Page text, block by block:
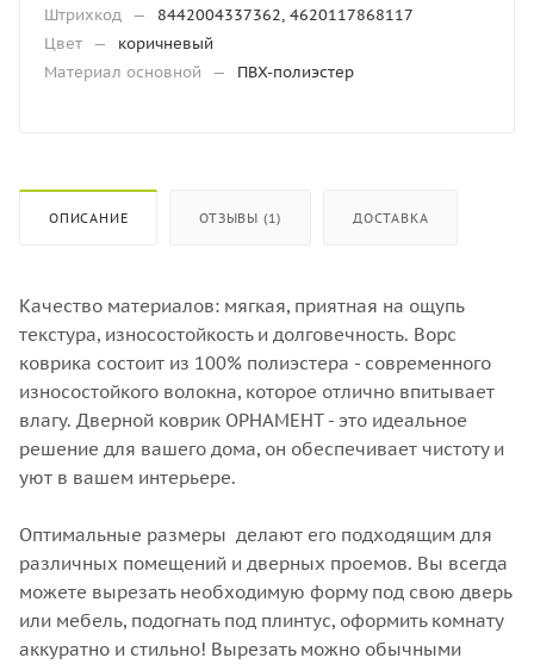
Штрихкод —
8442004337362, 4620117868117
Цвет —
коричневый
Материал основной
— ПВХ-полиэстер
ОПИСАНИЕ ОТЗЫВЫ (1) ДОСТАВКА
Качество материалов: мягкая, приятная на ощупь
текстура, износостойкость и долговечность. Ворс
коврика состоит из 100% полиэстера - современного
износостойкого волокна, которое отлично впитывает
влагу. Дверной коврик ОРНАМЕНТ - это идеальное
решение для вашего дома, он обеспечивает чистоту и
уют в вашем интерьере.
Оптимальные размеры делают его подходящим для
различных помещений и дверных проемов. Вы всегда
можете вырезать необходимую форму под свою дверь
или мебель, подогнать под плинтус, оформить комнату
аккуратно и стильно! Вырезать можно обычными